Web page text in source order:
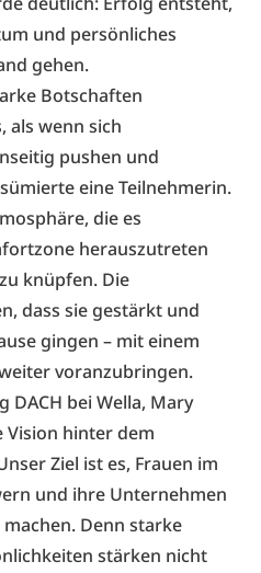
und persönliches
gehen.
Botschaften
als wenn sich
pushen und
eine Teilnehmerin.
die es
herauszutreten
knüpfen. Die
dass sie gestärkt und
gingen – mit einem
voranzubringen.
bei Wella, Mary
Vision hinter dem
Ziel ist es, Frauen im
und ihre Unternehmen
Denn starke
stärken nicht